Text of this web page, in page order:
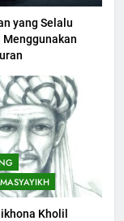
yang Selalu
Menggunakan
Kholil
di Rumah
Jiwa